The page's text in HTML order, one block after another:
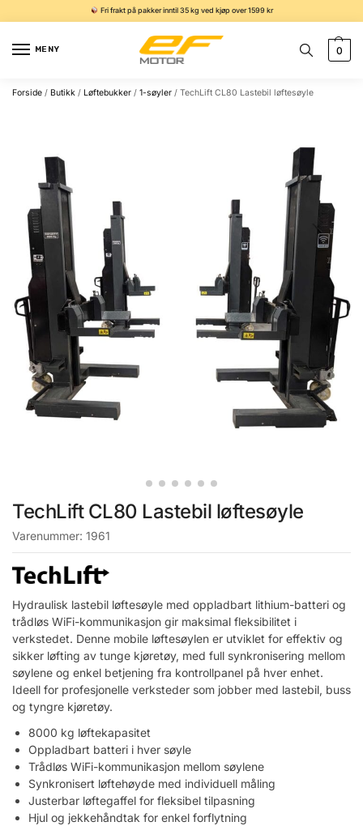
Fri frakt på pakker inntil 35 kg ved kjøp over 1599 kr
MENY 0
Forside / Butikk / Løftebukker / 1-søyler / TechLift CL80 Lastebil løftesøyle
TechLift CL80 Lastebil løftesøyle
Varenummer: 1961
Hydraulisk lastebil løftesøyle med oppladbart lithium-batteri og
trådløs WiFi-kommunikasjon gir maksimal fleksibilitet i
verkstedet. Denne mobile løftesøylen er utviklet for effektiv og
sikker løfting av tunge kjøretøy, med full synkronisering mellom
søylene og enkel betjening fra kontrollpanel på hver enhet.
Ideell for profesjonelle verksteder som jobber med lastebil, buss
og tyngre kjøretøy.
8000 kg løftekapasitet
Oppladbart batteri i hver søyle
Trådløs WiFi-kommunikasjon mellom søylene
Synkronisert løftehøyde med individuell måling
Justerbar løftegaffel for fleksibel tilpasning
Hjul og jekkehåndtak for enkel forflytning